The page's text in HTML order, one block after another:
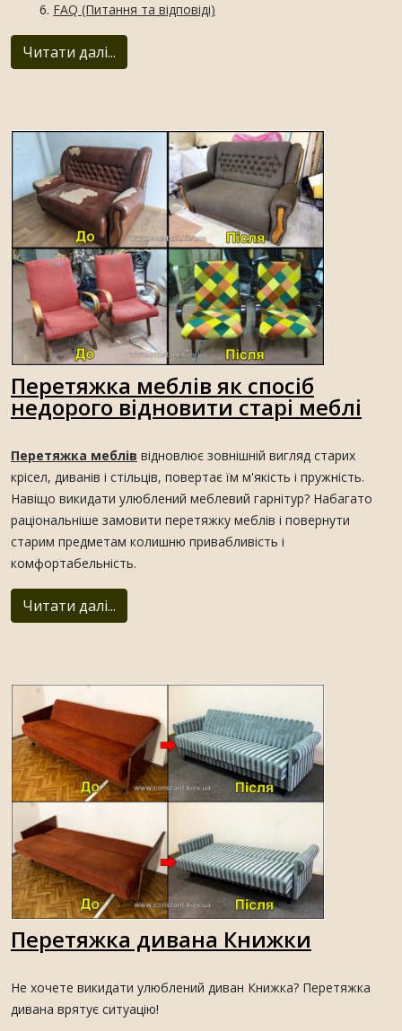
FAQ (Питання та відповіді)
Читати далі...
Перетяжка меблів як спосіб
недорого відновити старі меблі
Перетяжка меблів відновлює зовнішній вигляд старих
крісел, диванів і стільців, повертає їм м'якість і пружність.
Навіщо викидати улюблений меблевий гарнітур? Набагато
раціональніше замовити перетяжку меблів і повернути
старим предметам колишню привабливість і
комфортабельність.
Читати далі...
Перетяжка дивана Книжки
Не хочете викидати улюблений диван Книжка? Перетяжка
дивана врятує ситуацію!